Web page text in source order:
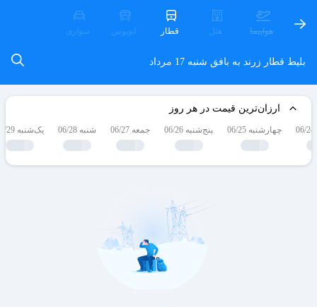
هواپیما هتل قطار اتوبوس سواری
بلیط قطار زرند به بافق شنبه 17 مرداد
ارزان‌ترین قیمت در هر روز
چهارشنبه 06/25 پنج‌شنبه 06/26 جمعه 06/27 شنبه 06/28 یک‌شنبه 06/29